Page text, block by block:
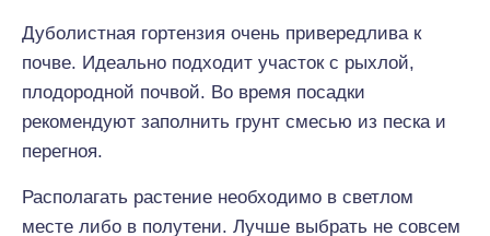
Дуболистная гортензия очень привередлива к
почве. Идеально подходит участок с рыхлой,
плодородной почвой. Во время посадки
рекомендуют заполнить грунт смесью из песка и
перегноя.
Располагать растение необходимо в светлом
месте либо в полутени. Лучше выбрать не совсем